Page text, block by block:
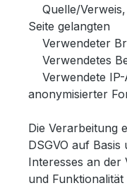
Quelle/Verweis,
Seite gelangten
Verwendeter
Verwendetes
Verwendete IP-
anonymisierter
Die Verarbeitung
DSGVO auf
Interesses an der
und